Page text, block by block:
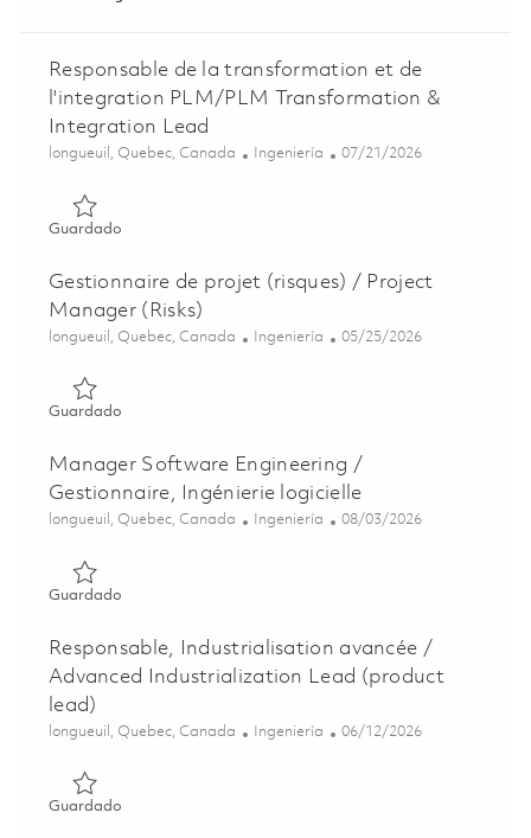
Responsable de la transformation et de
l'integration PLM/PLM Transformation &
Integration Lead
Ubicación
longueuil, Quebec, Canada Categoría
Ingeniería Posted Date
07/21/2026
GuardadoGuardado Responsable de la transformation et de
Gestionnaire de projet (risques) / Project
Manager (Risks)
Ubicación
longueuil, Quebec, Canada Categoría
Ingeniería Posted Date
05/25/2026
GuardadoGuardado Gestionnaire de projet (risques) / Project
Manager Software Engineering /
Gestionnaire, Ingénierie logicielle
Ubicación
longueuil, Quebec, Canada Categoría
Ingeniería Posted Date
08/03/2026
GuardadoGuardado Manager Software Engineering / Gestionnaire,
Responsable, Industrialisation avancée /
Advanced Industrialization Lead (product
lead)
Ubicación
longueuil, Quebec, Canada Categoría
Ingeniería Posted Date
06/12/2026
GuardadoGuardado Responsable, Industrialisation avancée /